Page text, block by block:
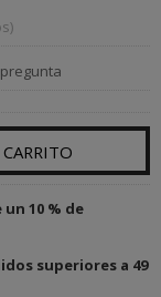
10 % de
superiores a 49